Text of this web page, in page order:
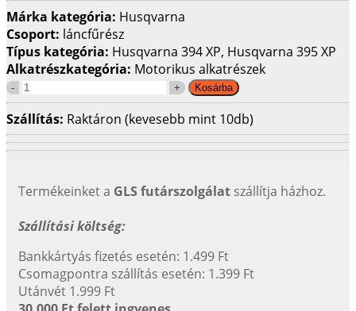
Márka kategória: Husqvarna
Csoport: láncfűrész
Típus kategória: Husqvarna 394 XP, Husqvarna 395 XP
Alkatrészkategória: Motorikus alkatrészek
Szállítás: Raktáron (kevesebb mint 10db)
Termékeinket a GLS futárszolgálat szállítja házhoz.
Szállítási költség:
Bankkártyás fizetés esetén: 1.499 Ft
Csomagpontra szállítás esetén: 1.399 Ft
Utánvét 1.999 Ft